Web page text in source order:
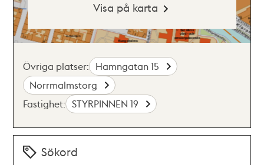
Visa på karta
Övriga platser: Hamngatan 15
Norrmalmstorg
Fastighet: STYRPINNEN 19
Sökord